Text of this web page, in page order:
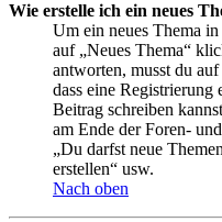
Wie erstelle ich ein neues
Um ein neues Thema
auf „Neues Thema“
antworten, musst du
dass eine
Beitrag schreiben
am Ende der Foren-
„Du darfst neue
erstellen“ usw.
Nach oben